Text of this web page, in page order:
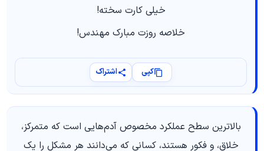
خیلی کارت سخته!
خلاصه روزت مبارک مهندس!
کپی اشتراک
بالاترین سطح عملکرد مخصوص آدم‌هایی است که متمرکز،
خلاق، و فکور هستند، کسانی که می‌دانند هر مشکل را یک